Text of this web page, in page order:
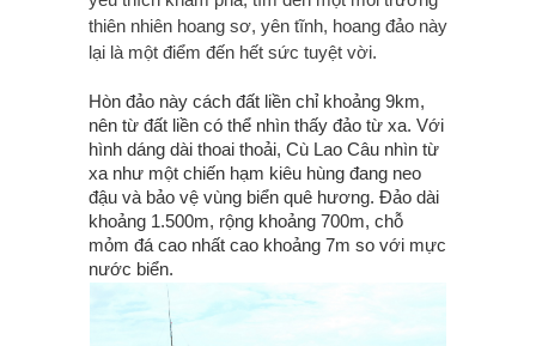
thiên nhiên hoang sơ, yên tĩnh, hoang đảo này
lại là một điểm đến hết sức tuyệt vời.
Hòn đảo này cách đất liền chỉ khoảng 9km,
nên từ đất liền có thể nhìn thấy đảo từ xa. Với
hình dáng dài thoai thoải, Cù Lao Câu nhìn từ
xa như một chiến hạm kiêu hùng đang neo
đậu và bảo vệ vùng biển quê hương. Đảo dài
khoảng 1.500m, rộng khoảng 700m, chỗ
mỏm đá cao nhất cao khoảng 7m so với mực
nước biển.